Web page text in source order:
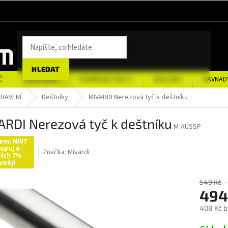
HLEDAT
SUMCAŘINA RYBÁŘSKÉ PRUTY NAVIJÁKY
Deštníky MIVARDI Nerezová tyč k deštníku
Nerezová tyč k deštníku M-AUSSP
MIV7
o
7% Značka: Mivardi
549 Kč
408 Kč